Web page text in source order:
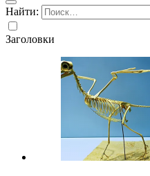
Найти:
Заголовки